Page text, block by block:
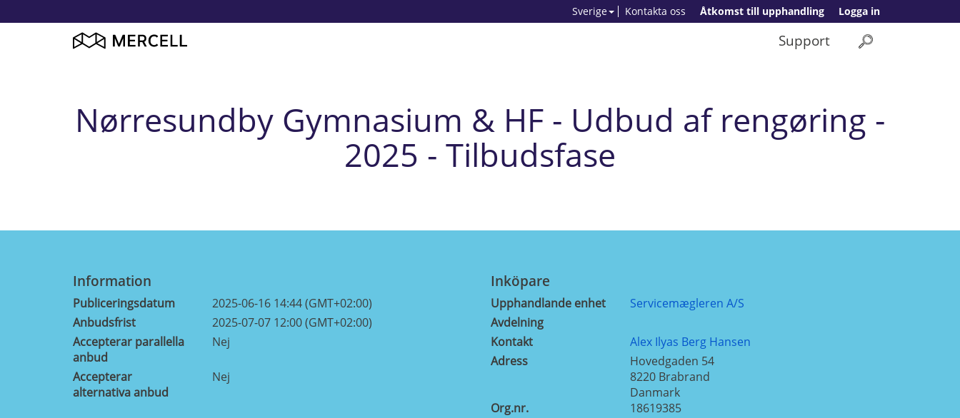
Logga in
Åtkomst till upphandling
Kontakta oss
Sverige
Support
Nørresundby Gymnasium & HF - Udbud af rengøring -
2025 - Tilbudsfase
Information
Publiceringsdatum
2025-06-16 14:44 (GMT+02:00)
Anbudsfrist
2025-07-07 12:00 (GMT+02:00)
Accepterar parallella
anbud
Nej
Accepterar
alternativa anbud
Nej
Inköpare
Upphandlande enhet
Servicemægleren A/S
Avdelning
Kontakt
Alex Ilyas Berg Hansen
Adress
Hovedgaden 54
8220 Brabrand
Danmark
Org.nr.
18619385